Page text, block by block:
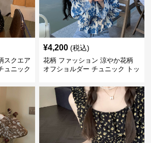
スクエア
ュニック
¥4,200 (税込)
花柄 ファッション 涼やか花柄
オフショルダー チュニック トッ